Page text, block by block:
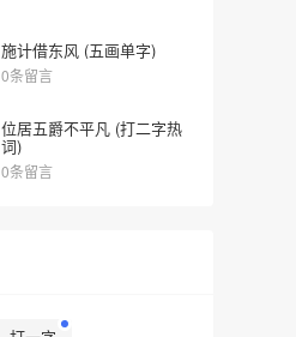
施计借东风 (五画单字)
0条留言
位居五爵不平凡 (打二字热
词)
0条留言